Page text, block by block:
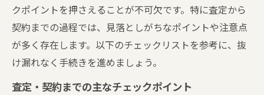
クポイントを押さえることが不可欠です。特に査定から
契約までの過程では、見落としがちなポイントや注意点
が多く存在します。以下のチェックリストを参考に、抜
け漏れなく手続きを進めましょう。
査定・契約までの主なチェックポイント